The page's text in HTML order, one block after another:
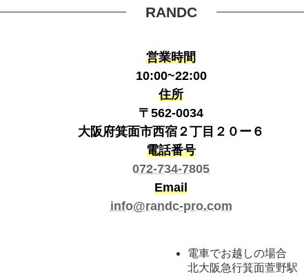
RANDC
営業時間
10:00~22:00
住所
〒562-0034
大阪府箕面市西宿２丁目２０ー６
電話番号
072-734-7805
Email
info@randc-pro.com
電車でお越しの場合
北大阪急行箕面萱野駅